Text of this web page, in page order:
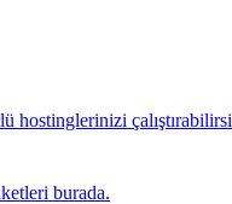
hostinglerinizi
burada.